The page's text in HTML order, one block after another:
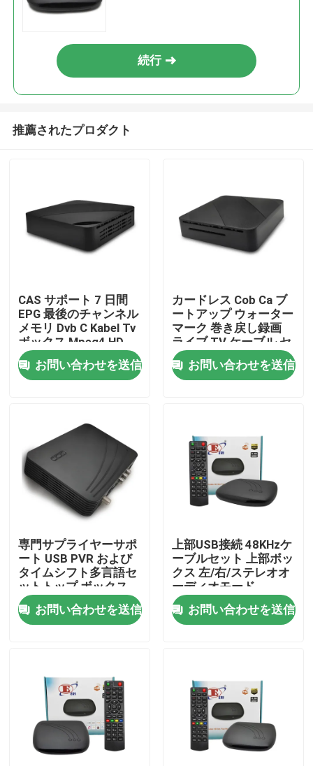
ホーム
VRショー
企業情報
会社案内
品質管理
お問い合わせ
テレビの上箱
DVBCはセット トップ ボックスを
続行
推薦されたプロダクト
CAS サポート 7 日間
EPG 最後のチャンネル
メモリ Dvb C Kabel Tv
ボックス Mpeg4 HD
お問い合わせを送信
カードレス Cob Ca ブ
ートアップ ウォーター
マーク 巻き戻し録画
ライブ TV ケーブル セ
ットトップ ボックス
お問い合わせを送信
専門サプライヤーサポ
ート USB PVR および
タイムシフト多言語セ
ットトップ ボックス
ケーブル TV ボックス
お問い合わせを送信
上部USB接続 48KHzケ
ーブルセット 上部ボッ
クス 左/右/ステレオオ
ーディオモード
お問い合わせを送信